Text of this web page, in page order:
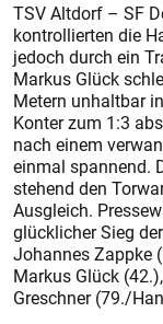
TSV Altdorf ­– SF
kontrollierten die
jedoch durch ein
Markus Glück
Metern unhaltbar
Konter zum 1:3
nach einem
einmal spannend.
stehend den
Ausgleich.
glücklicher Sieg
Johannes Zappke
Markus Glück
Greschner (79./